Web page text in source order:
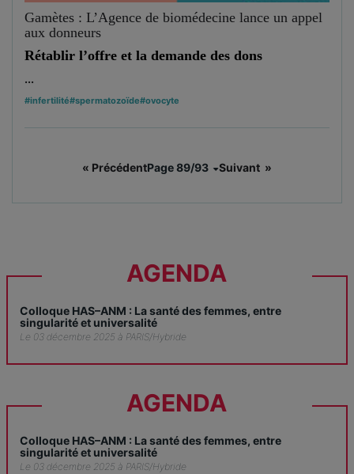
Gamètes : L’Agence de biomédecine lance un appel
aux donneurs
Rétablir l’offre et la demande des dons
...
#infertilité#spermatozoïde#ovocyte
« PrécédentPage 89/93 Suivant »
AGENDA
Colloque HAS–ANM : La santé des femmes, entre
singularité et universalité
Le 03 décembre 2025 à PARIS/Hybride
AGENDA
Colloque HAS–ANM : La santé des femmes, entre
singularité et universalité
Le 03 décembre 2025 à PARIS/Hybride